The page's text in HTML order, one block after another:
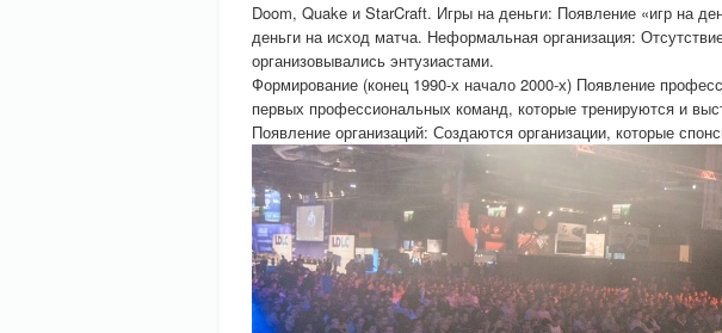
Doom, Quake и StarCraft. Игры на деньги: Появление «игр на
деньги на исход матча. Неформальная организация:
организовывались энтузиастами.
Формирование (конец 1990-х начало 2000-х) Появление
первых профессиональных команд, которые тренируются и
Появление организаций: Создаются организации, которые